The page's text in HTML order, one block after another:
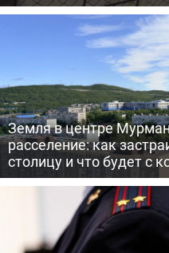
Земля в центре
расселение: как
столицу и что будет с